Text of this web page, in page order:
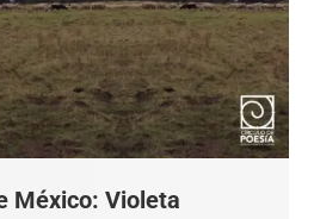
México: Violeta